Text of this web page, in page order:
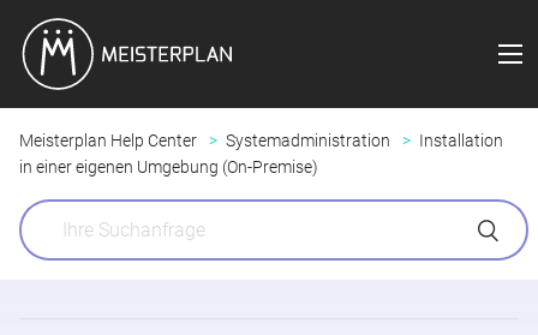
Meisterplan Help Center Systemadministration
Installation
in einer eigenen Umgebung (On-Premise)